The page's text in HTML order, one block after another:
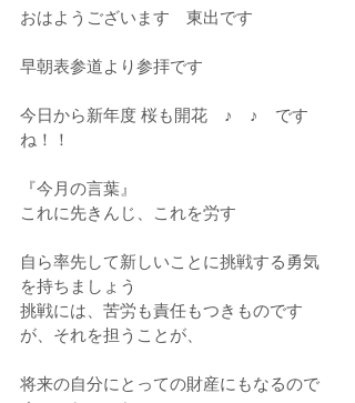
おはようございます　東出です
早朝表参道より参拝です
今日から新年度 桜も開花　♪　♪　です
ね！！
『今月の言葉』
これに先きんじ、これを労す
自ら率先して新しいことに挑戦する勇気
を持ちましょう
挑戦には、苦労も責任もつきものです
が、それを担うことが、
将来の自分にとっての財産にもなるので